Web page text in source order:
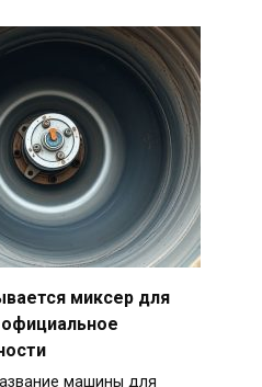
миксер для
машины для